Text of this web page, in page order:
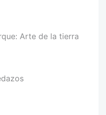
Arte de la tierra